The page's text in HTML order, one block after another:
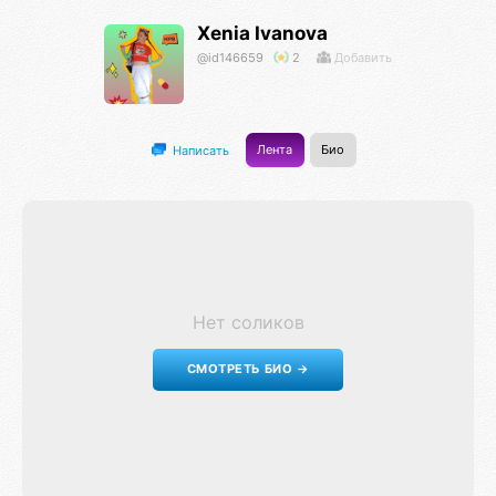
Xenia Ivanova
@id146659 2 Добавить
Написать Лента Био
Нет соликов
СМОТРЕТЬ БИО →